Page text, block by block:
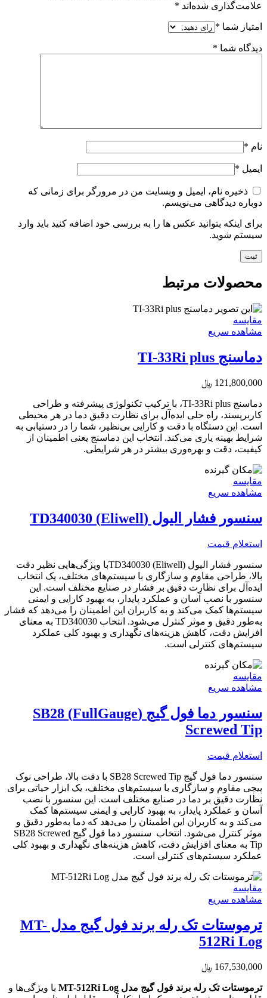
علامت‌گذاری شده‌اند *
امتیاز شما *
دیدگاه شما *
نام *
ایمیل *
ذخیره نام، ایمیل و وبسایت من در مرورگر برای زمانی که
دوباره دیدگاهی می‌نویسم.
برای اینکه بتوانید عکس ها را به بررسی خود اضافه کنید باید وارد
سیستم شوید.
محصولات مرتبط
مقایسه
مشاهده سریع
دماسنج TI-33Ri plus
121,800,000 ﷼
دماسنج TI-33Ri plus، با ترکیب تکنولوژی پیشرفته و طراحی
کاربرپسند، راه حلی ایده‌آل برای نظارت دقیق دما در هر محیطی
است. این دستگاه با دقت و کارایی بی‌نظیر، شما را در دستیابی به
شرایط بهینه یاری می‌کند. انتخاب این دماسنج یعنی اطمینان از
کیفیت، دقت و بهره‌وری بیشتر در هر شرایطی.
مقایسه
مشاهده سریع
سنسور فشار الیول (Eliwell) TD340030
استعلام قیمت
سنسور فشار الیول (Eliwell) TD340030با ویژگی‌هایی نظیر دقت
بالا، طراحی مقاوم و سازگاری با سیستم‌های مختلف، یک انتخاب
ایده‌آل برای نظارت دقیق بر فشار در صنایع مختلف است. این
سنسور با نصب آسان و عملکرد پایدار، به بهبود کارایی و ایمنی
سیستم‌ها کمک می‌کند و به کاربران این اطمینان را می‌دهد که فشار
به‌طور دقیق و موثر کنترل می‌شود. انتخاب TD340030 به معنای
افزایش دقت، کاهش هزینه‌های نگهداری و بهبود کلی عملکرد
سیستم‌های کنترلی است.
مقایسه
مشاهده سریع
سنسور دما فول گیج (FullGauge) SB28
Screwed Tip
استعلام قیمت
سنسور دما فول گیج SB28 Screwed Tip با دقت بالا، طراحی نوک
پیچی مقاوم و سازگاری با سیستم‌های مختلف، یک ابزار حیاتی برای
نظارت دقیق بر دما در صنایع مختلف است. این سنسور با نصب
آسان و عملکرد پایدار، به بهبود کارایی و ایمنی سیستم‌ها کمک
می‌کند و به کاربران این اطمینان را می‌دهد که دما به‌طور دقیق و
موثر کنترل می‌شود. انتخاب سنسور دما فول گیج SB28 Screwed
Tip به معنای افزایش دقت، کاهش هزینه‌های نگهداری و بهبود کلی
عملکرد سیستم‌های کنترلی است.
مقایسه
مشاهده سریع
ترموستات تک رله برند فول گیج مدل MT-
512Ri Log
167,530,000 ﷼
ترموستات تک رله برند فول گیج مدل MT-512Ri Log
با ویژگی‌ها و